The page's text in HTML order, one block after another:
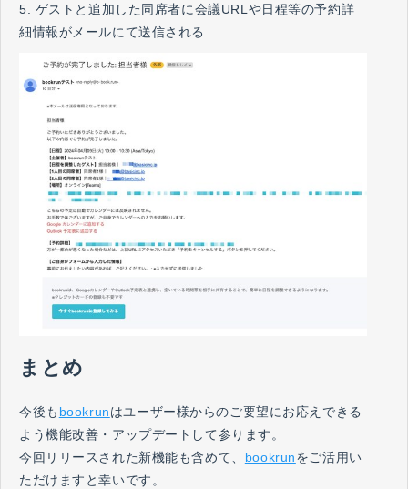
5. ゲストと追加した同席者に会議URLや日程等の予約詳
細情報がメールにて送信される
まとめ
今後も bookrunはユーザー様からのご要望にお応えできる
よう機能改善・アップデートして参ります。
今回リリースされた新機能も含めて、 bookrunをご活用い
ただけますと幸いです。